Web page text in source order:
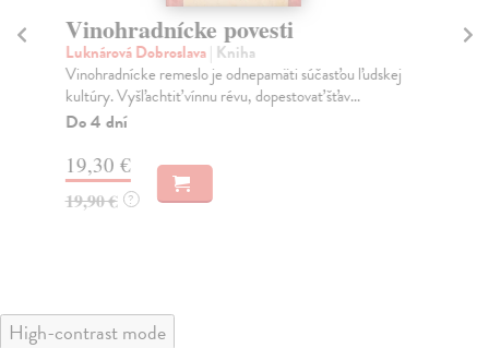
Vinohradnícke povesti
Luknárová Dobroslava| Kniha
Vinohradnícke remeslo je odnepamäti súčasťou ľudskej
kultúry. Vyšľachtiť vínnu révu, dopestovať šťav...
Do 4 dní
19,30 €
19,90 € ?
High-contrast mode